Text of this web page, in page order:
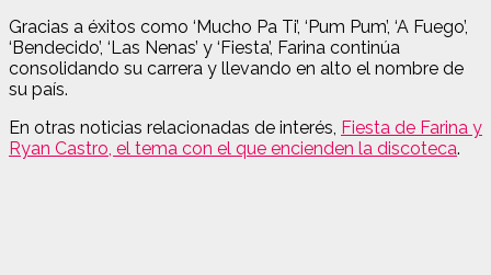
Gracias a éxitos como ‘Mucho Pa Ti’, ‘Pum Pum’, ‘A Fuego’,
‘Bendecido’, ‘Las Nenas’ y ‘Fiesta’, Farina continúa
consolidando su carrera y llevando en alto el nombre de
su país.
En otras noticias relacionadas de interés, Fiesta de Farina y
Ryan Castro, el tema con el que encienden la discoteca.